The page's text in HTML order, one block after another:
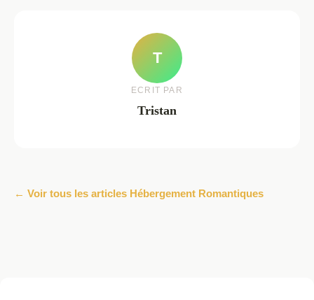
T
ECRIT PAR
Tristan
← Voir tous les articles Hébergement Romantiques